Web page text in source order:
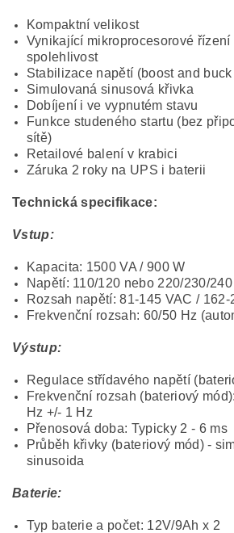
Kompaktní velikost
Vynikající mikroprocesorové
spolehlivost
Stabilizace napětí (boost and buck
Simulovaná sinusová křivka
Dobíjení i ve vypnutém stavu
Funkce studeného startu (bez
sítě)
Retailové balení v krabici
Záruka 2 roky na UPS i baterii
Technická specifikace:
Vstup:
Kapacita: 1500 VA / 900 W
Napětí: 110/120 nebo 220/230/
Rozsah napětí: 81-145 VAC / 162-
Frekvenční rozsah: 60/50 Hz
Výstup:
Regulace střídavého napětí
Frekvenční rozsah (bateriový
Hz +/- 1 Hz
Přenosová doba: Typicky 2 - 6 ms
Průběh křivky (bateriový mód) -
sinusoida
Baterie:
Typ baterie a počet: 12V/9Ah x 2